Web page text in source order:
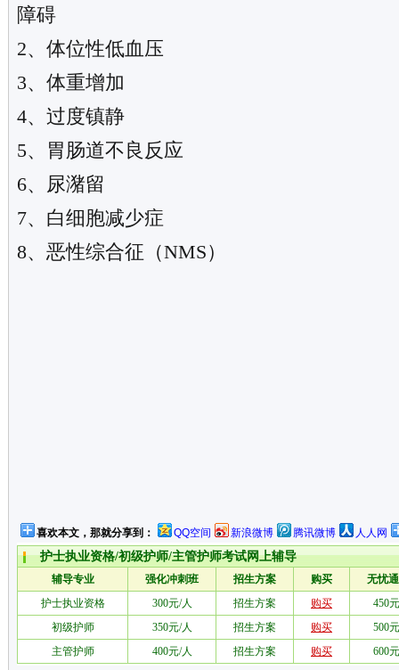
障碍
2、体位性低血压
3、体重增加
4、过度镇静
5、胃肠道不良反应
6、尿潴留
7、白细胞减少症
8、恶性综合征（NMS）
喜欢本文，那就分享到： QQ空间 新浪微博 腾讯微博 人人网